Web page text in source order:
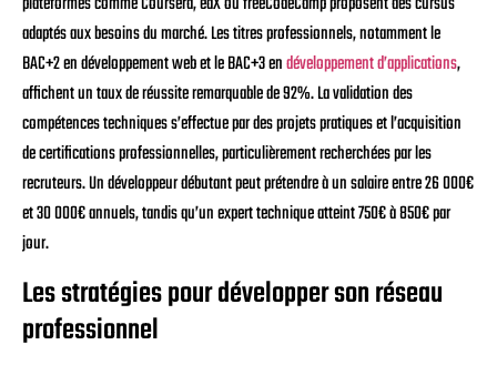
adaptés aux besoins du marché. Les titres professionnels, notamment le
BAC+2 en développement web et le BAC+3 endéveloppement d’applications,
affichent un taux de réussite remarquable de 92%. La validation des
compétences techniques s’effectue par des projets pratiques et l’acquisition
de certifications professionnelles, particulièrement recherchées par les
recruteurs. Un développeur débutant peut prétendre à un salaire entre 26 000€
et 30 000€ annuels, tandis qu’un expert technique atteint 750€ à 850€ par
jour.
Les stratégies pour développer son réseau
professionnel